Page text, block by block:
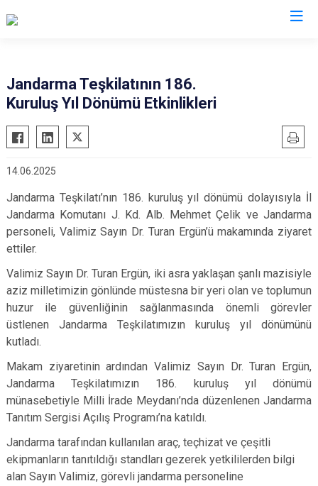
Jandarma Teşkilatının 186.
Kuruluş Yıl Dönümü Etkinlikleri
14.06.2025
Jandarma Teşkilatı’nın 186. kuruluş yıl dönümü dolayısıyla İl
Jandarma Komutanı J. Kd. Alb. Mehmet Çelik ve Jandarma
personeli, Valimiz Sayın Dr. Turan Ergün’ü makamında ziyaret
ettiler.
Valimiz Sayın Dr. Turan Ergün, iki asra yaklaşan şanlı mazisiyle
aziz milletimizin gönlünde müstesna bir yeri olan ve toplumun
huzur ile güvenliğinin sağlanmasında önemli görevler
üstlenen Jandarma Teşkilatımızın kuruluş yıl dönümünü
kutladı.
Makam ziyaretinin ardından Valimiz Sayın Dr. Turan Ergün,
Jandarma Teşkilatımızın 186. kuruluş yıl dönümü
münasebetiyle Milli İrade Meydanı’nda düzenlenen Jandarma
Tanıtım Sergisi Açılış Programı’na katıldı.
Jandarma tarafından kullanılan araç, teçhizat ve çeşitli
ekipmanların tanıtıldığı standları gezerek yetkililerden bilgi
alan Sayın Valimiz, görevli jandarma personeline